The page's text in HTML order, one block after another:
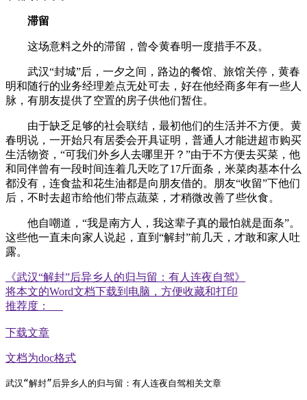
滞留
这场意料之外的滞留，曾令黄春明一度措手不及。
武汉“封城”后，一夕之间，路边的餐馆、旅馆关停，黄春
明和随行的业务经理差点无处可去，好在他经商多年有一些人
脉，有朋友提供了空置的房子供他们暂住。
由于缺乏足够的社会联结，最初他们的生活并不方便。黄
春明说，一开始只有居委会开具证明，普通人才能进超市购买
生活物资，“可我们外乡人去哪里开？”由于不方便去买菜，他
和同伴曾有一段时间连着几天吃了17斤面条，米菜肉基本什么
都没有，连食盐和花生油都是向朋友借的。朋友“收留”下他们
后，不时去超市给他们带点蔬菜，才稍微改善了些伙食。
他自嘲道，“我是南方人，我这辈子真的最怕就是面条”。
这些他一直未向家人说起，直到“解封”前几天，才敢和家人吐
露。
《武汉“解封”后异乡人的归与留：有人连夜自驾》
将本文的Word文档下载到电脑，方便收藏和打印
推荐度：
下载文章
文档为doc格式
武汉“解封”后异乡人的归与留：有人连夜自驾相关文章